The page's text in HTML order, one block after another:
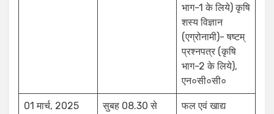
भाग-1 के लिये) कृषि
शस्य विज्ञान
(एग्रोनामी)- षष्टम्
प्रश्नपत्र (कृषि
भाग-2 के लिये),
एन०सी०सी०
01 मार्च, 2025
सुबह 08.30 से
फल एवं खाद्य